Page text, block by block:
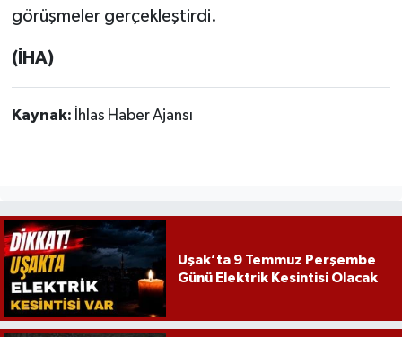
görüşmeler gerçekleştirdi.
(İHA)
Kaynak: İhlas Haber Ajansı
Uşak’ta 9 Temmuz Perşembe
Günü Elektrik Kesintisi Olacak